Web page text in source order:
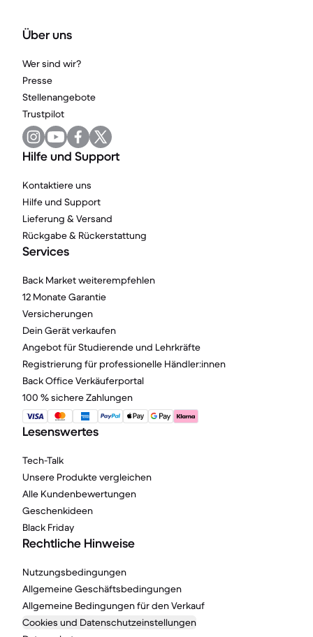
Über uns
Wer sind wir?
Presse
Stellenangebote
Trustpilot
Hilfe und Support
Kontaktiere uns
Hilfe und Support
Lieferung & Versand
Rückgabe & Rückerstattung
Services
Back Market weiterempfehlen
12 Monate Garantie
Versicherungen
Dein Gerät verkaufen
Angebot für Studierende und Lehrkräfte
Registrierung für professionelle Händler:innen
Back Office Verkäuferportal
100 % sichere Zahlungen
Lesenswertes
Tech-Talk
Unsere Produkte vergleichen
Alle Kundenbewertungen
Geschenkideen
Black Friday
Rechtliche Hinweise
Nutzungsbedingungen
Allgemeine Geschäftsbedingungen
Allgemeine Bedingungen für den Verkauf
Cookies und Datenschutzeinstellungen